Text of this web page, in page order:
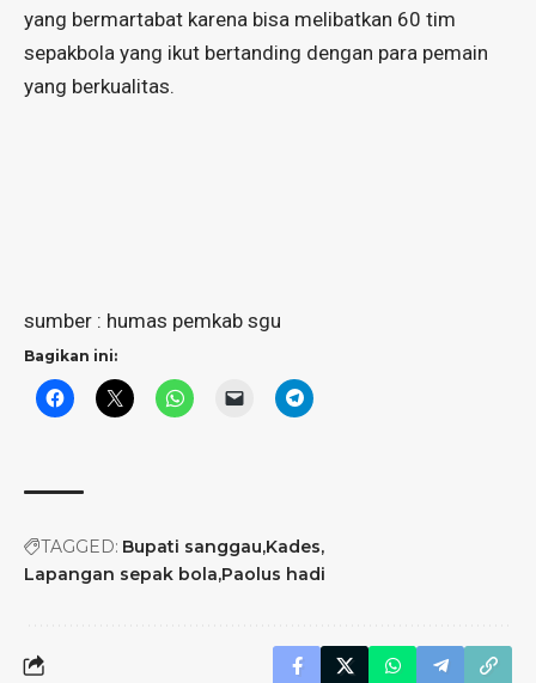
yang bermartabat karena bisa melibatkan 60 tim
sepakbola yang ikut bertanding dengan para pemain
yang berkualitas.
sumber : humas pemkab sgu
Bagikan ini:
TAGGED: Bupati sanggau Kades
Lapangan sepak bola Paolus hadi